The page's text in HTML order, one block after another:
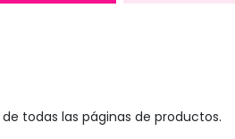
todas las páginas de productos.